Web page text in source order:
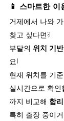
📱 스마트한 이
거제에서 나와
찾고 싶다면?
부달의 위치 기
요!
현재 위치를 기
실시간으로 확
까지 비교해 합
특히 출장 중이